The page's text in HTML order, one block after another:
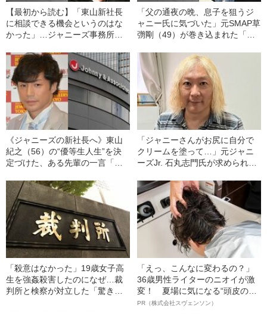
【最初から読む】「東山新社長
に相談できる機会というのはな
かった」…ジャニーズ事務所の
報じたか
「父の通夜の晩、息子を狙うジ
ャニー氏に気づいた」元SMAP草
彅剛（49）が巻き込まれた「ジ
因縁”
《ジャニーズの新社長へ》東山
紀之（56）の“優等生人生”を決
定づけた、ある先輩の一言「ヒ
「ジャニーさんがお尻に自分で
クリームを塗って…」元ジャニ
ーズJr. 石丸志門氏が求められた
「殺意はなかった」19歳女子高
生を強姦殺害したのになぜ…裁
判所と検察が対立した「驚きの
「えっ、こんなに変わるの？」
36歳男性ライターのニオイが激
変！ 夏場に気になる“頭皮のニ
オイ”や“ベタつき”を解消す
PR（株式会社スヴェンソン）